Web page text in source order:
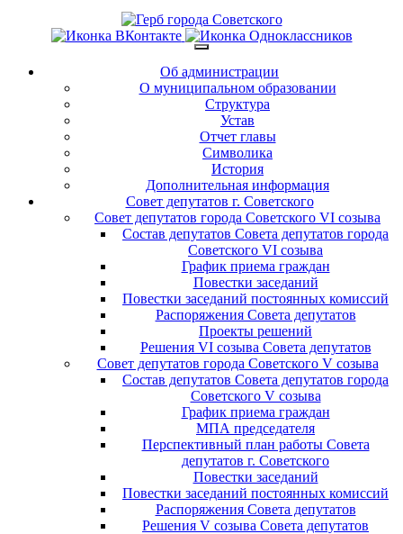
Об администрации
О муниципальном образовании
Структура
Устав
Отчет главы
Символика
История
Дополнительная информация
Совет депутатов г. Советского
Совет депутатов города Советского VI созыва
Состав депутатов Совета депутатов города
Советского VI созыва
График приема граждан
Повестки заседаний
Повестки заседаний постоянных комиссий
Распоряжения Совета депутатов
Проекты решений
Решения VI созыва Совета депутатов
Совет депутатов города Советского V созыва
Состав депутатов Совета депутатов города
Советского V созыва
График приема граждан
МПА председателя
Перспективный план работы Совета
депутатов г. Советского
Повестки заседаний
Повестки заседаний постоянных комиссий
Распоряжения Совета депутатов
Решения V созыва Совета депутатов